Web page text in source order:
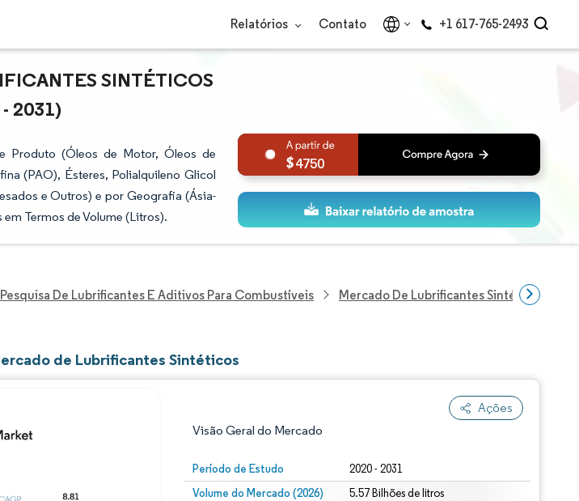
Relatórios Contato +1 617-765-2493
SINTÉTICOS
2031)
Produto (Óleos de Motor, Óleos de
(PAO), Ésteres, Polialquileno Glicol
e Outros) e por Geografia (Ásia-
Termos de Volume (Litros).
4750
Pesquisa De Lubrificantes E Aditivos Para Combustíveis Mercado De Lubrificantes Sintéticos
de Lubrificantes Sintéticos
Ações
Visão Geral do Mercado
Período de Estudo 2020 - 2031
Volume do Mercado (2026) 5.57 Bilhões de litros